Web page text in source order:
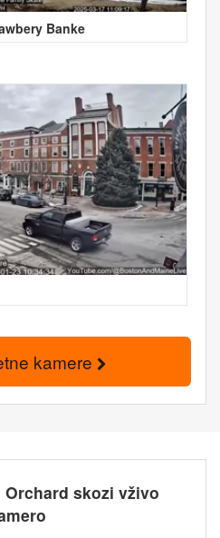
Banke
kamere
skozi vživo